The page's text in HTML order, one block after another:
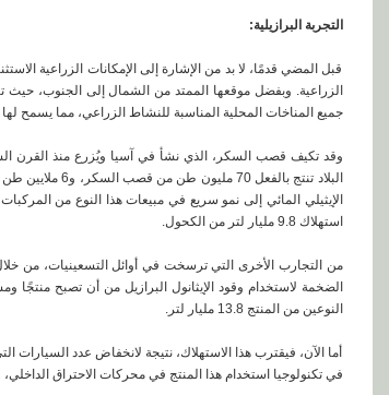
التجربة البرازيلية:
قبل المضي قدمًا، لا بد من الإشارة إلى الإمكانات الزراعية
جميع المناخات المحلية المناسبة للنشاط الزراعي، مما يسمح
وقد تكيف قصب السكر، الذي نشأ في آسيا ويُزرع منذ القرن
استهلاك 9.8 مليار لتر من الكحول.
النوعين من المنتج 13.8 مليار لتر.
في تكنولوجيا استخدام هذا المنتج في محركات الاحتراق الداخلي،